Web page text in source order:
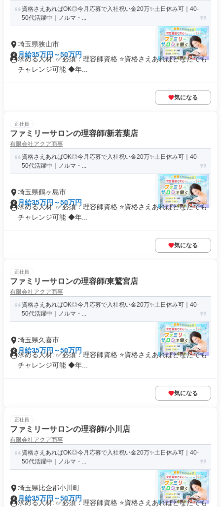
資格さえあればOK◎今月応募で入社祝い金20万✨️土日休み可｜40-
50代活躍中｜ノルマ・...
埼玉県狭山市
月給35万円～50万円
求める人材: ✅必須：理容師資格 ⭐️資格さえあればどなたでも
チャレンジ可能 ◆年...
気になる
正社員
ファミリーサロンの理容師/新若葉店
有限会社アクア商事
資格さえあればOK◎今月応募で入社祝い金20万✨️土日休み可｜40-
50代活躍中｜ノルマ・...
埼玉県鶴ヶ島市
月給35万円～50万円
求める人材: ✅必須：理容師資格 ⭐️資格さえあればどなたでも
チャレンジ可能 ◆年...
気になる
正社員
ファミリーサロンの理容師/東鷲宮店
有限会社アクア商事
資格さえあればOK◎今月応募で入社祝い金20万✨️土日休み可｜40-
50代活躍中｜ノルマ・...
埼玉県久喜市
月給35万円～50万円
求める人材: ✅必須：理容師資格 ⭐️資格さえあればどなたでも
チャレンジ可能 ◆年...
気になる
正社員
ファミリーサロンの理容師/小川店
有限会社アクア商事
資格さえあればOK◎今月応募で入社祝い金20万✨️土日休み可｜40-
50代活躍中｜ノルマ・...
埼玉県比企郡小川町
月給35万円～50万円
求める人材: ✅必須：理容師資格 ⭐️資格さえあればどなたでも